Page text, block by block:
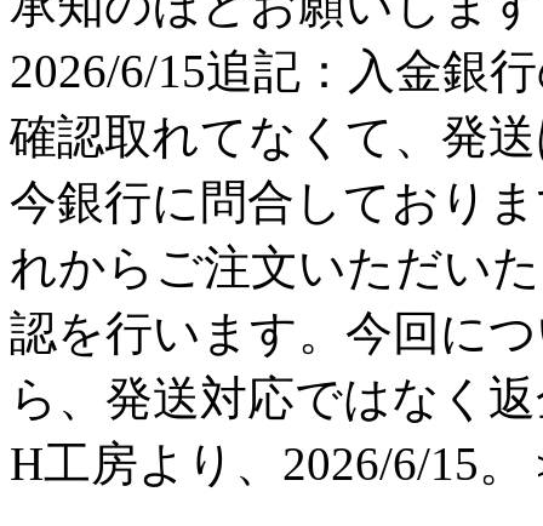
2026/6/15追記：入金銀
確認取れてなくて、発
今銀行に問合しており
れからご注文いただい
認を行います。今回に
ら、発送対応ではなく
H工房より、2026/6/15。